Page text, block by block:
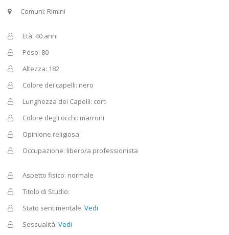
Comuni: Rimini
Età: 40 anni
Peso: 80
Altezza: 182
Colore dei capelli: nero
Lunghezza dei Capelli: corti
Colore degli occhi: marroni
Opinione religiosa:
Occupazione: libero/a professionista
Aspetto fisico: normale
Titolo di Studio:
Stato sentimentale: Vedi
Sessualità: Vedi